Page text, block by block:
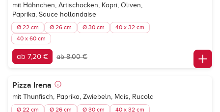
mit Hähnchen, Artischocken, Kapri, Oliven,
Paprika, Sauce hollandaise
Ø 22 cm Ø 26 cm Ø 30 cm
40 x 32 cm
40 x 60 cm
ab 7,20 € ab 8,00 €
Pizza Irena
mit Thunfisch, Paprika, Zwiebeln, Mais, Rucola
Ø 22 cm Ø 26 cm Ø 30 cm 40 x 32 cm